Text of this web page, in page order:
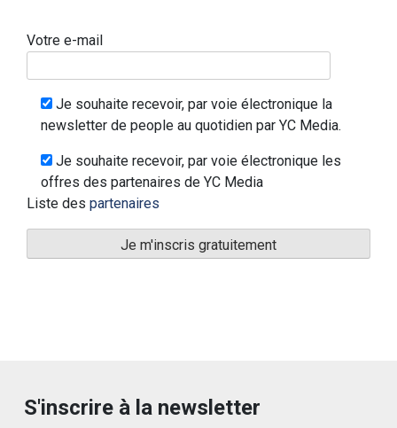
Votre e-mail
Je souhaite recevoir, par voie électronique la
newsletter de people au quotidien par YC Media.
Je souhaite recevoir, par voie électronique les
offres des partenaires de YC Media
Liste des partenaires
S'inscrire à la newsletter